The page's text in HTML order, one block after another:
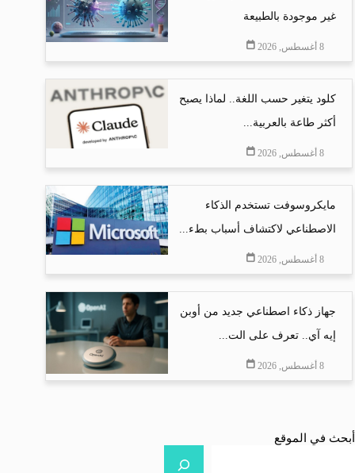
غير موجودة بالطبيعة
8 أغسطس, 2026
كلود يتغير حسب اللغة.. لماذا يصبح
أكثر طاعة بالعربية...
8 أغسطس, 2026
مايكروسوفت تستخدم الذكاء
الاصطناعي لاكتشاف أسباب بطء...
8 أغسطس, 2026
جهاز ذكاء اصطناعي جديد من أوبن
إيه آي.. تعرف على الت...
8 أغسطس, 2026
أبحث في الموقع